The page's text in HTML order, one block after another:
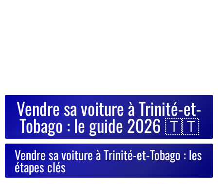
Vendre sa voiture à Trinité-et-
Tobago : le guide 2026 🇹🇹
Vendre sa voiture à Trinité-et-Tobago : les
étapes clés